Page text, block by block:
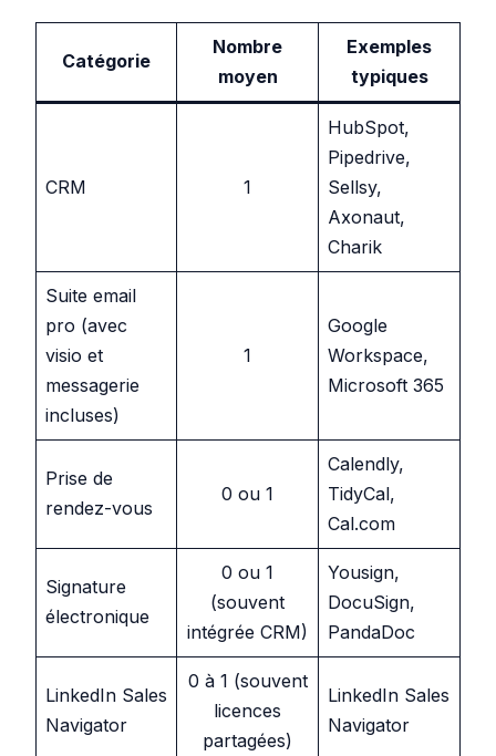
Catégorie
Nombre
moyen
Exemples
typiques
CRM 1
HubSpot,
Pipedrive,
Sellsy,
Axonaut,
Charik
Suite email
pro (avec
visio et
messagerie
incluses)
1
Google
Workspace,
Microsoft 365
Prise de
rendez-vous
0 ou 1
Calendly,
TidyCal,
Cal.com
Signature
électronique
0 ou 1
(souvent
intégrée CRM)
Yousign,
DocuSign,
PandaDoc
LinkedIn Sales
Navigator
0 à 1 (souvent
licences
partagées)
LinkedIn Sales
Navigator